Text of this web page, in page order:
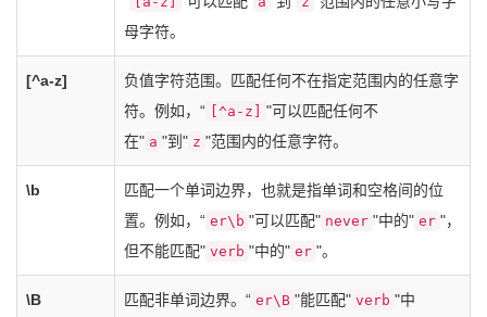
母字符。
[^a-z]
负值字符范围。匹配任何不在指定范围内的任意字
符。例如，“
[^a-z]
"可以匹配任何不
在" a "到" z "范围内的任意字符。
\b
匹配一个单词边界，也就是指单词和空格间的位
置。例如，“ er\b "可以匹配" never "中的" er "，
但不能匹配" verb "中的" er "。
\B 匹配非单词边界。“ er\B "能匹配" verb "中